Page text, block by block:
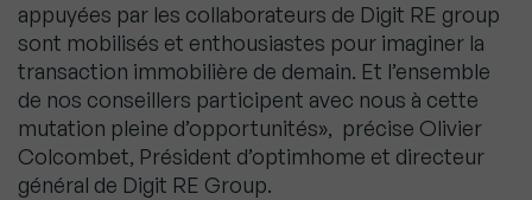
appuyées par les collaborateurs de Digit RE group
sont mobilisés et enthousiastes pour imaginer la
transaction immobilière de demain. Et l’ensemble
de nos conseillers participent avec nous à cette
mutation pleine d’opportunités», précise Olivier
Colcombet, Président d’optimhome et directeur
général de Digit RE Group.